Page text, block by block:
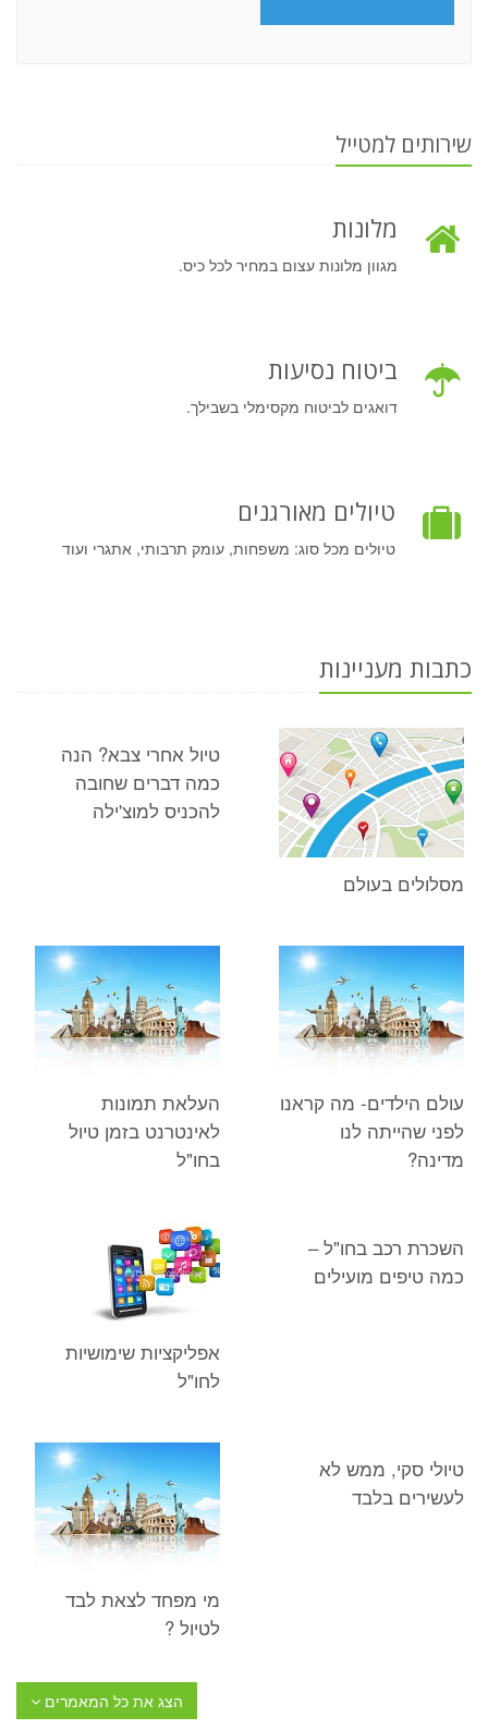
שירותים למטייל
מלונות
מגוון מלונות עצום במחיר לכל כיס.
ביטוח נסיעות
דואגים לביטוח מקסימלי בשבילך.
טיולים מאורגנים
טיולים מכל סוג: משפחות, עומק תרבותי, אתגרי ועוד
כתבות מעניינות
מסלולים בעולם
טיול אחרי צבא? הנה
כמה דברים שחובה
להכניס למוצ'ילה
עולם הילדים- מה קראנו
לפני שהייתה לנו
מדינה?
העלאת תמונות
לאינטרנט בזמן טיול
בחו"ל
השכרת רכב בחו"ל –
כמה טיפים מועילים
אפליקציות שימושיות
לחו"ל
טיולי סקי, ממש לא
לעשירים בלבד
מי מפחד לצאת לבד
לטיול ?
הצג את כל המאמרים